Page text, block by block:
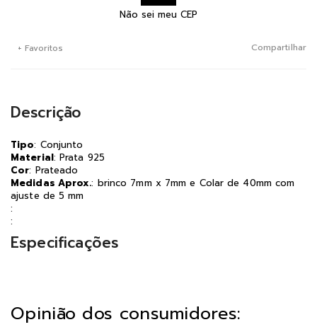
Não sei meu CEP
+ Favoritos Compartilhar
Descrição
Tipo: Conjunto
Material: Prata 925
Cor: Prateado
Medidas Aprox.: brinco 7mm x 7mm e Colar de 40mm com
ajuste de 5 mm
:
:
Especificações
Opinião dos consumidores: